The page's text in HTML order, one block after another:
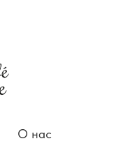
О нас